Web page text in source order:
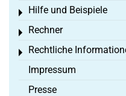
Hilfe und Beispiele
Toggle menu
Rechner
Toggle menu
Rechtliche
Toggle menu
Impressum
Presse